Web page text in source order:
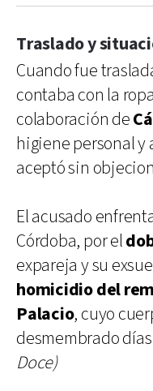
Traslado y
Cuando fue
contaba con la
colaboración de
higiene personal y
aceptó sin
El acusado
Córdoba, por el
expareja y su
homicidio del
Palacio, cuyo
desmembrado
Doce)